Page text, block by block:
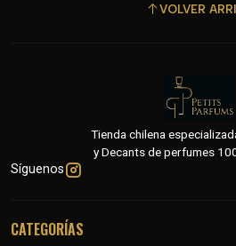
VOLVER
Tienda chilena
y Decants de perfumes
Síguenos
CATEGORÍAS